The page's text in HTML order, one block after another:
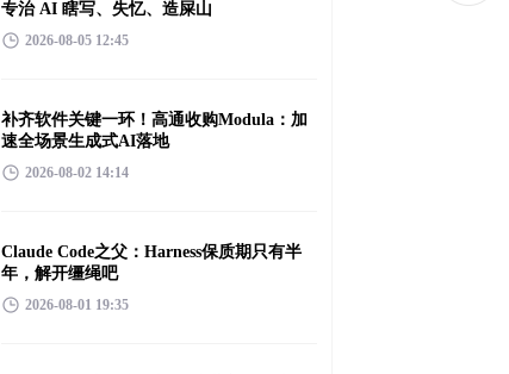
专治 AI 瞎写、失忆、造屎山
2026-08-05 12:45
补齐软件关键一环！高通收购Modula：加
速全场景生成式AI落地
2026-08-02 14:14
Claude Code之父：Harness保质期只有半
年，解开缰绳吧
2026-08-01 19:35